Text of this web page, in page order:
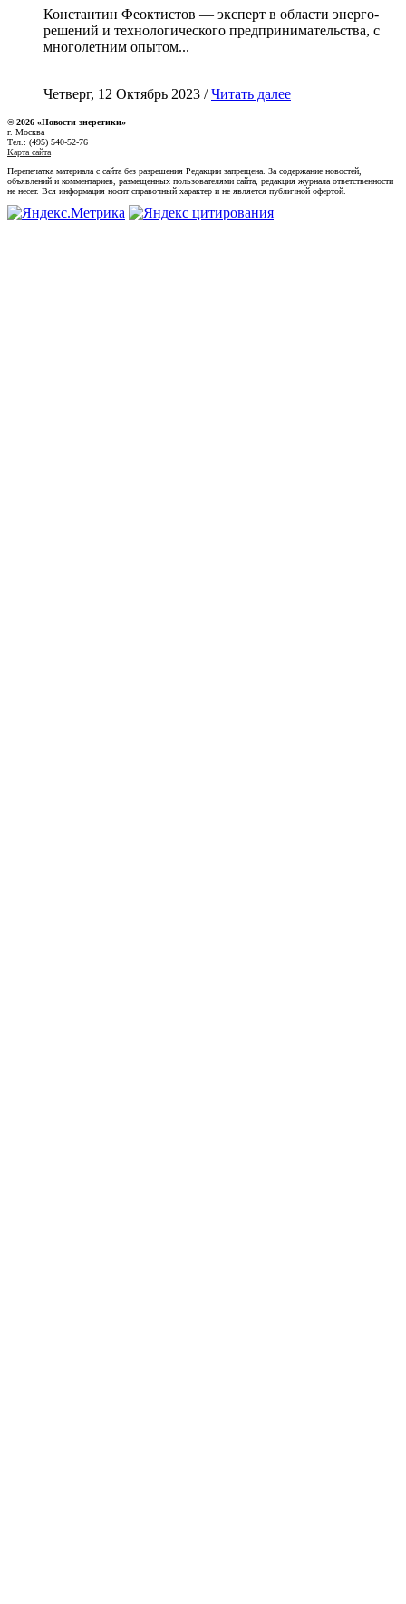
Константин Феоктистов — эксперт в области энерго-
решений и технологического предпринимательства, с
многолетним опытом...
Четверг, 12 Октябрь 2023 /Читать далее
© 2026 «Новости энеретики»
г. Москва
Тел.: (495) 540-52-76
Карта сайта
Перепечатка материала с сайта без разрешения Редакции запрещена. За содержание новостей,
объявлений и комментариев, размещенных пользователями сайта, редакция журнала ответственности
не несет. Вся информация носит справочный характер и не является публичной офертой.